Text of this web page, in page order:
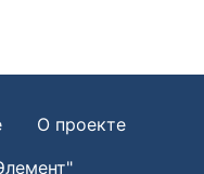
О проекте